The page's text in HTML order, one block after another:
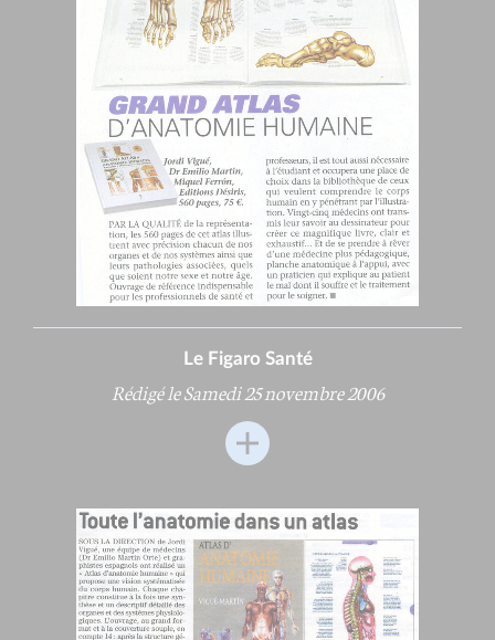
Le Figaro Santé
Rédigé le Samedi 25 novembre 2006